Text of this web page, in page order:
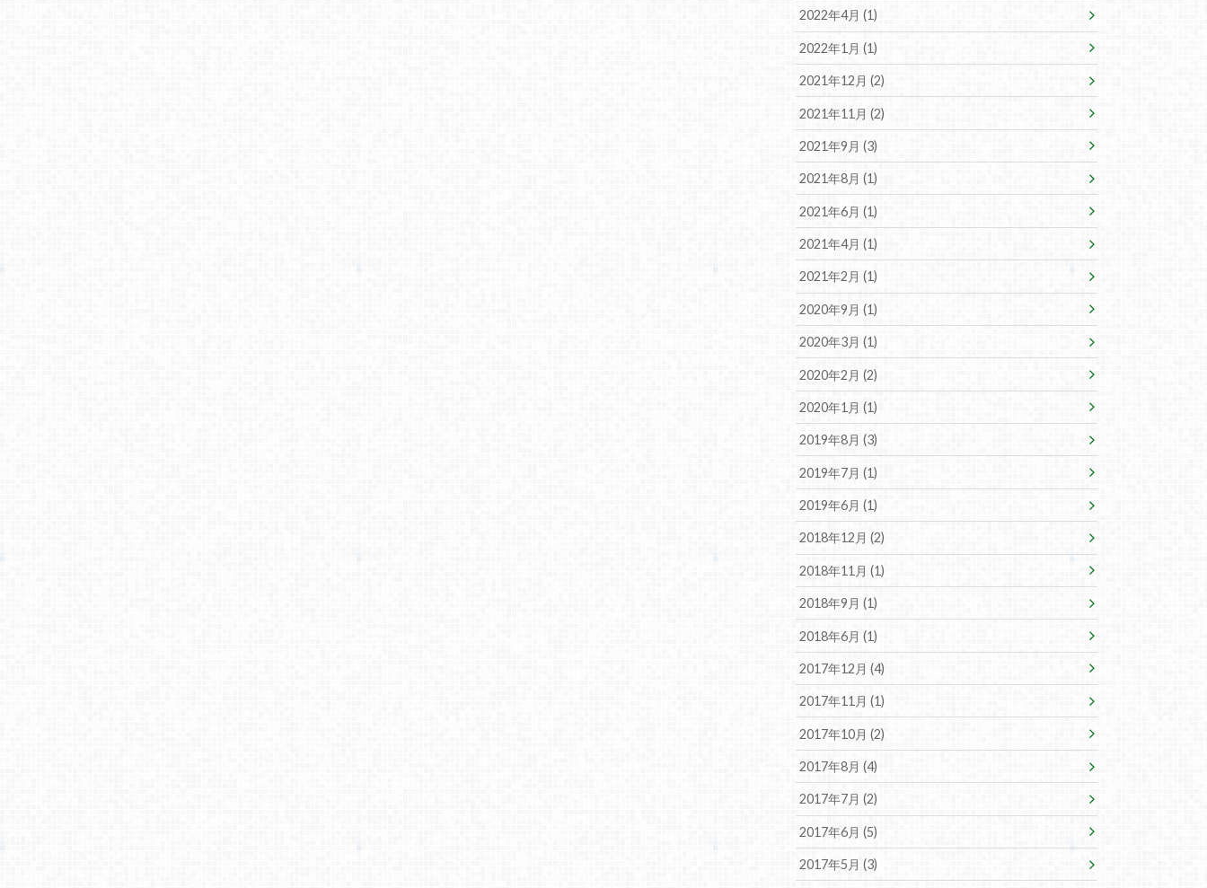
2022年4月 (1)
2022年1月 (1)
2021年12月 (2)
2021年11月 (2)
2021年9月 (3)
2021年8月 (1)
2021年6月 (1)
2021年4月 (1)
2021年2月 (1)
2020年9月 (1)
2020年3月 (1)
2020年2月 (2)
2020年1月 (1)
2019年8月 (3)
2019年7月 (1)
2019年6月 (1)
2018年12月 (2)
2018年11月 (1)
2018年9月 (1)
2018年6月 (1)
2017年12月 (4)
2017年11月 (1)
2017年10月 (2)
2017年8月 (4)
2017年7月 (2)
2017年6月 (5)
2017年5月 (3)